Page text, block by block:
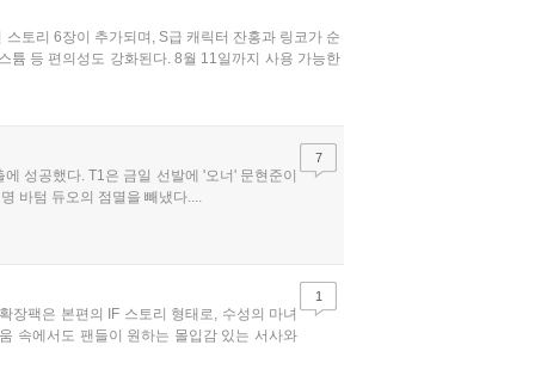
토리 6장이 추가되며, S급 캐릭터 잔홍과 링코가 순
튬 등 편의성도 강화된다. 8월 11일까지 사용 가능한
성공했다. T1은 금일 선발에 '오너' 문현준이
바텀 듀오의 점멸을 빼냈다....
7
장팩은 본편의 IF 스토리 형태로, 수성의 마녀
속에서도 팬들이 원하는 몰입감 있는 서사와
1